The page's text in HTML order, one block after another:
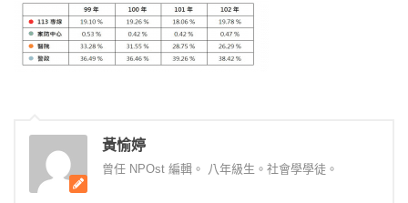
黃愉婷
曾任 NPOst 編輯。 八年級生。社會學學徒。